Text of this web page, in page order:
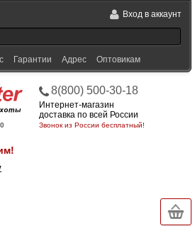
Вход в аккаунт
Гарантии Адрес Оптовикам
8(800) 500-30-18
Интернет-магазин
доставка по всей России
Звонок из России бесплатный!